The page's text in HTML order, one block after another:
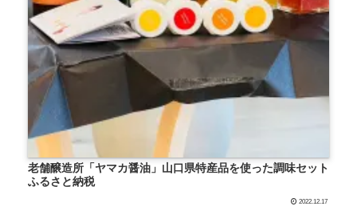
老舗醸造所「ヤマカ醤油」山口県特産品を使った調味セット
ふるさと納税
2022.12.17